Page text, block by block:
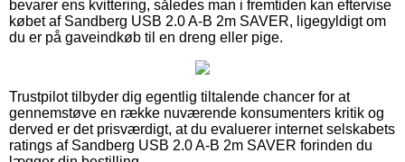
bevarer ens kvittering, således man i fremtiden kan eftervise
købet af Sandberg USB 2.0 A-B 2m SAVER, ligegyldigt om
du er på gaveindkøb til en dreng eller pige.
Trustpilot tilbyder dig egentlig tiltalende chancer for at
gennemstøve en række nuværende konsumenters kritik og
derved er det prisværdigt, at du evaluerer internet selskabets
ratings af Sandberg USB 2.0 A-B 2m SAVER forinden du